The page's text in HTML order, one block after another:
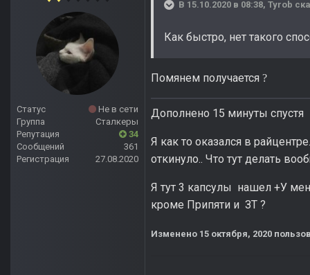
Статус
Не в сети
Группа
Сталкеры
Репутация
34
Сообщений
361
Регистрация
27.08.2020
В 15.10.2020 в 08:38, Tyrob
Как быстро, нет такого
Помянем получается ?
Дополнено 15 минуты спустя
Я как то оказался в
откинуло.. Что тут делать
Я тут 3 капсулы нашел +У
кроме Припяти и ЗТ ?
Изменено 15 октября, 2020